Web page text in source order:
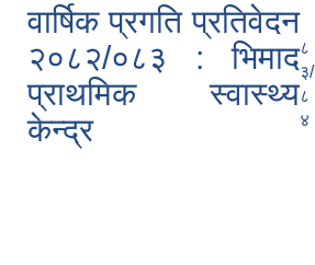
वार्षिक प्रगति प्रतिवेदन
२०८२/०८३ : भिमाद
प्राथमिक स्वास्थ्य
केन्द्र
८
३/
८
४